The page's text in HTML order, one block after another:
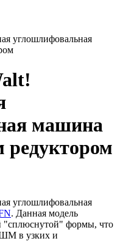
углошлифовальная
машина
редуктором
углошлифовальная
. Данная модель
"сплюснутой" формы, что
в узких и